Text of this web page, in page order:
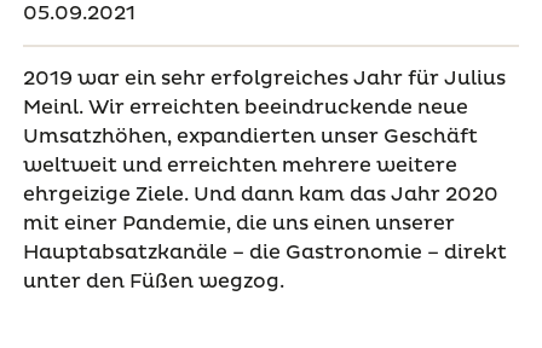
05.09.2021
2019 war ein sehr erfolgreiches Jahr für Julius
Meinl. Wir erreichten beeindruckende neue
Umsatzhöhen, expandierten unser Geschäft
weltweit und erreichten mehrere weitere
ehrgeizige Ziele. Und dann kam das Jahr 2020
mit einer Pandemie, die uns einen unserer
Hauptabsatzkanäle – die Gastronomie – direkt
unter den Füßen wegzog.